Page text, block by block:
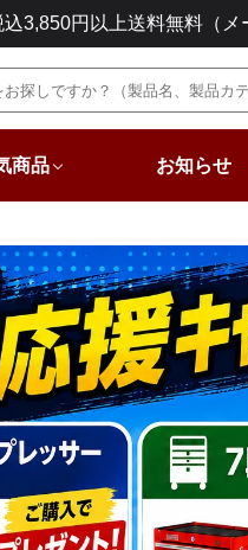
込3,850円以上送料無料（メ
商品 お知らせ